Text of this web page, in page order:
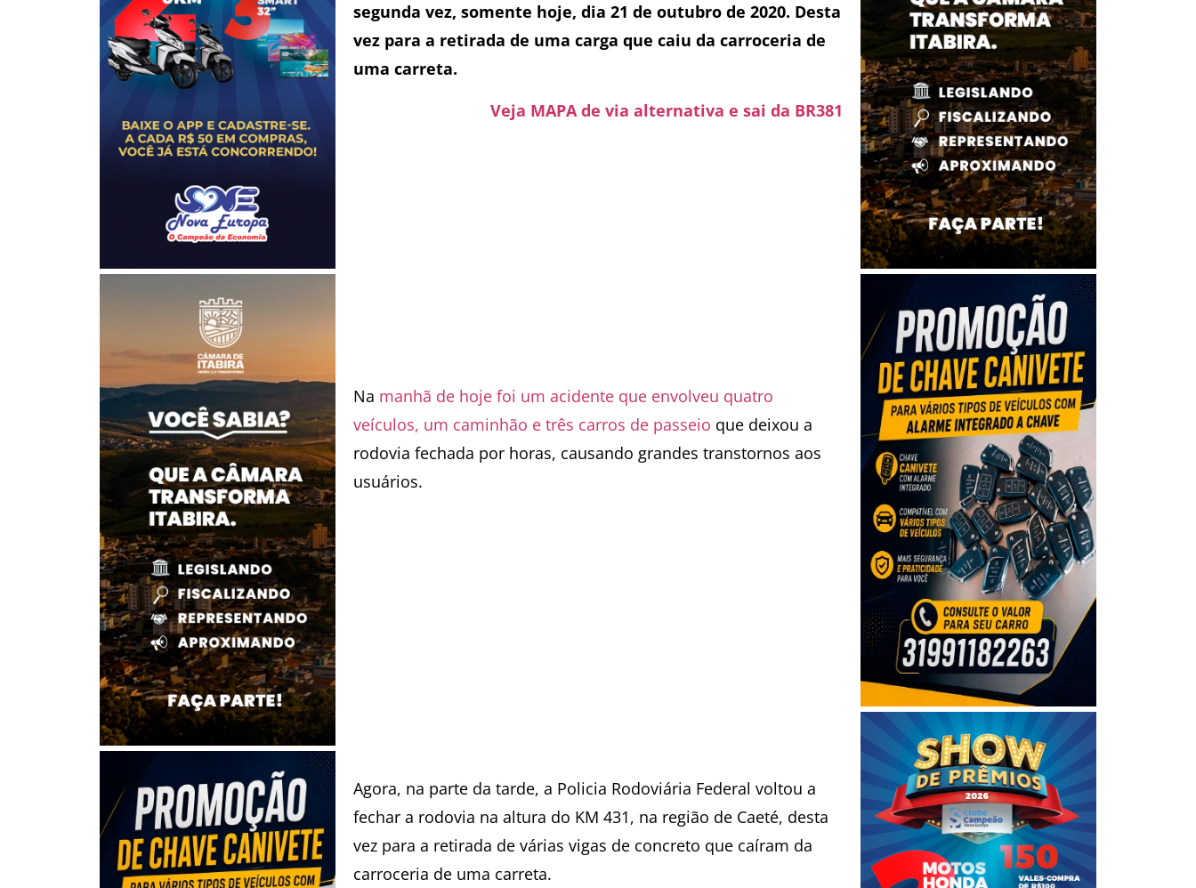
segunda vez, somente hoje, dia 21 de outubro de 2020. Desta
vez para a retirada de uma carga que caiu da carroceria de
uma carreta.
Veja MAPA de via alternativa e sai da BR381
Na manhã de hoje foi um acidente que envolveu quatro
veículos, um caminhão e três carros de passeio que deixou a
rodovia fechada por horas, causando grandes transtornos aos
usuários.
Agora, na parte da tarde, a Policia Rodoviária Federal voltou a
fechar a rodovia na altura do KM 431, na região de Caeté, desta
vez para a retirada de várias vigas de concreto que caíram da
carroceria de uma carreta.